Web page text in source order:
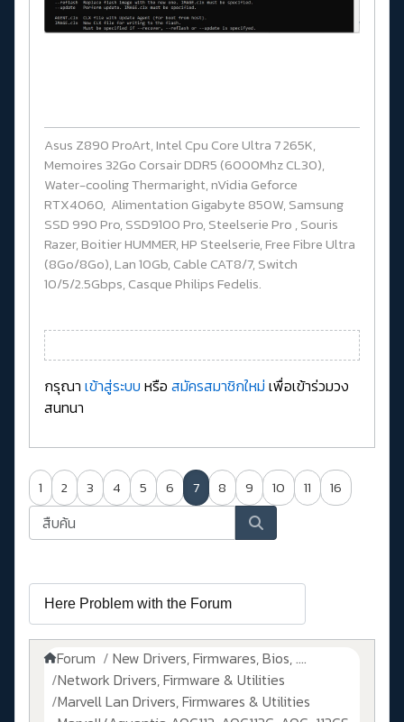
Asus Z890 ProArt, Intel Cpu Core Ultra 7 265K,
Memoires 32Go Corsair DDR5 (6000Mhz CL30),
Water-cooling Thermaright, nVidia Geforce
RTX4060, Alimentation Gigabyte 850W, Samsung
SSD 990 Pro, SSD9100 Pro, Steelserie Pro , Souris
Razer, Boitier HUMMER, HP Steelserie, Free Fibre Ultra
(8Go/8Go), Lan 10Gb, Cable CAT8/7, Switch
10/5/2.5Gbps, Casque Philips Fedelis.
กรุณา เข้าสู่ระบบ หรือ สมัครสมาชิกใหม่ เพื่อเข้าร่วมวง
สนทนา
1 2 3 4 5 6 7 8 9 10 11 16
Forum
New Drivers, Firmwares, Bios, ....
Network Drivers, Firmware & Utilities
Marvell Lan Drivers, Firmwares & Utilities